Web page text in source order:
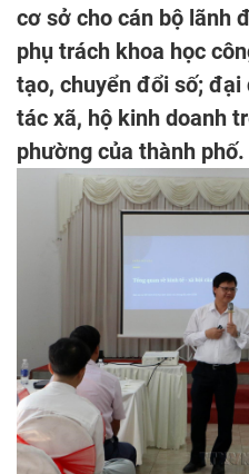
cơ sở cho cán bộ lãnh
phụ trách khoa học
tạo, chuyển đổi số; đại
tác xã, hộ kinh doanh
phường của thành phố.